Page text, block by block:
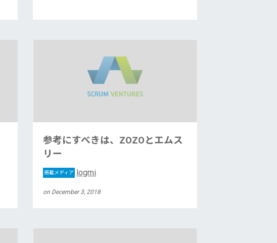
参考にすべきは、ZOZOとエムス
リー
掲載メディア logmi
on December 3, 2018